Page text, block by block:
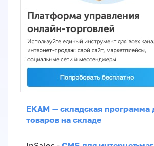
EKAM — складская программа
товаров на складе